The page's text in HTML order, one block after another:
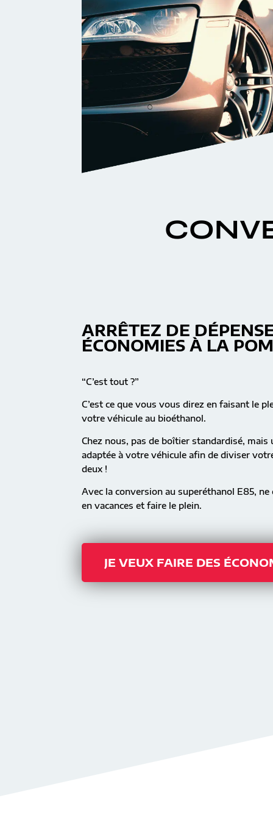
ARRÊTEZ DE
ÉCONOMIES À LA
“C’est tout ?”
C’est ce que vous vous direz en faisant le
votre véhicule au bioéthanol.
Chez nous, pas de boîtier standardisé,
adaptée à votre véhicule afin de diviser
deux !
Avec la conversion au superéthanol E85,
en vacances et faire le plein.
JE VEUX FAIRE DES